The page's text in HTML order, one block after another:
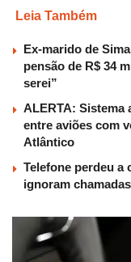
Leia Também
Ex-marido de
pensão de R$ 34
serei”
ALERTA: Sistema
entre aviões com
Atlântico
Telefone perdeu a
ignoram